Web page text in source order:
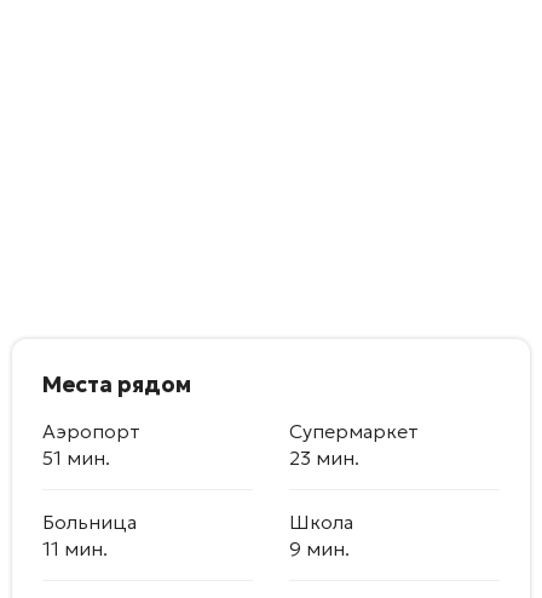
Места рядом
Аэропорт
51 мин.
Супермаркет
23 мин.
Больница
11 мин.
Школа
9 мин.